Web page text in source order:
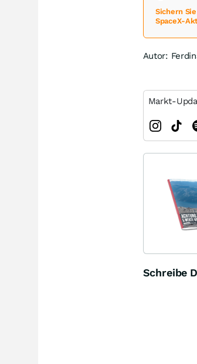
Sichern
SpaceX-
Autor:
Markt-
Schreibe